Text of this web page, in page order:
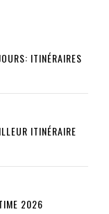
ITINÉRAIRES
ITINÉRAIRE
2026